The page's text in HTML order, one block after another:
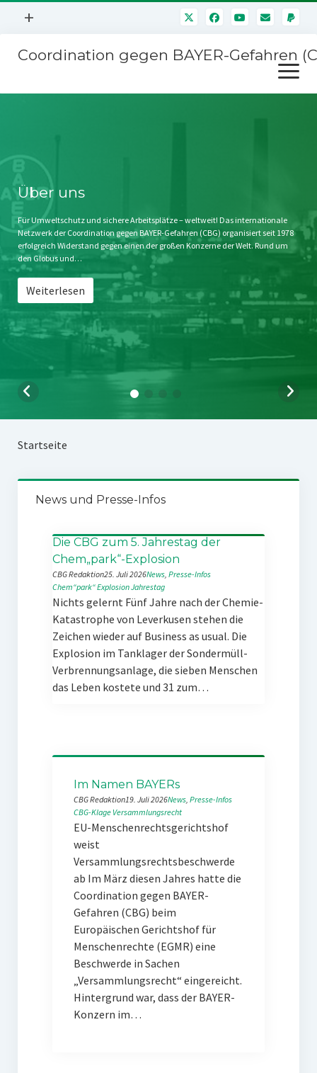
Menü
+
Mitmachen
Kontakt
Impressum
Störfälle
Coordination gegen BAYER-Gefahren
Menü
öffnen
Stichwort BAYER
Jahrestagung
SPENDEN
Über uns
Für Umweltschutz und sichere Arbeitsplätze – weltweit! Das internationale
Netzwerk der Coordination gegen BAYER-Gefahren (CBG) organisiert seit 1978
erfolgreich Widerstand gegen einen der großen Konzerne der Welt. Rund um
den Globus und…
Weiterlesen
Startseite
News und Presse-Infos
Die CBG zum 5. Jahrestag der
Chem„park“-Explosion
CBG Redaktion25. Juli 2026News, Presse-Infos
Chem“park“ExplosionJahrestag
Nichts gelernt Fünf Jahre nach der Chemie-
Katastrophe von Leverkusen stehen die
Zeichen wieder auf Business as usual. Die
Explosion im Tanklager der Sondermüll-
Verbrennungsanlage, die sieben Menschen
das Leben kostete und 31 zum…
Im Namen BAYERs
CBG Redaktion19. Juli 2026News, Presse-Infos
CBG-Klage Versammlungsrecht
EU-Menschenrechtsgerichtshof
weist
Versammlungsrechtsbeschwerde
ab Im März diesen Jahres hatte die
Coordination gegen BAYER-
Gefahren (CBG) beim
Europäischen Gerichtshof für
Menschenrechte (EGMR) eine
Beschwerde in Sachen
„Versammlungsrecht“ eingereicht.
Hintergrund war, dass der BAYER-
Konzern im…